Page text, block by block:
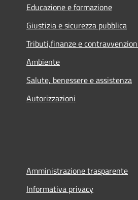
Educazione e formazione
Giustizia e sicurezza pubblica
Tributi,finanze e
Ambiente
Salute, benessere e assistenza
Autorizzazioni
Amministrazione trasparente
Informativa privacy